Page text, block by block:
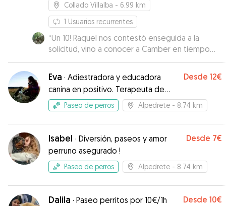
Collado Villalba - 6.99 km
1 Usuarios recurrentes
“Un 10! Raquel nos contestó enseguida a la
solicitud, vino a conocer a Camber en tiempo
exprés y se ha adaptado a nuestras
necesidades perfectamente. nos ha ido
contando cada día como iba todo y hemos
podido desconectar sabiendo que estaba en
las mejores manos. Repetiremos!”
Eva · Adiestradora y educadora
canina en positivo. Terapeuta de
problemas de comportamiento
caninos. Paseadora.
Desde 12€
Paseo de perros Alpedrete - 8.74 km
Isabel · Diversión, paseos y amor
perruno asegurado !
Desde 7€
Paseo de perros Alpedrete - 8.74 km
Dalila · Paseo perritos por 10€/1h Desde 10€